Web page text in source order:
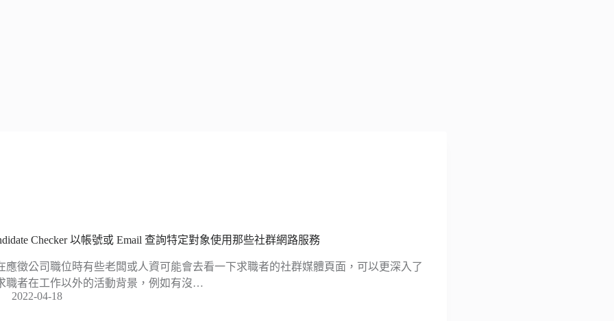
Checker 以帳號或 Email 查詢特定對象使用那些社群網路服務
應徵公司職位時有些老闆或人資可能會去看一下求職者的社群媒體頁面，可以更深入了
職者在工作以外的活動背景，例如有沒…
2022-04-18